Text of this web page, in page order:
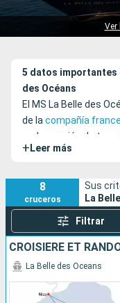
Ver
5 datos importantes
des Océans
El MS La Belle des
de lacompañía
embarcación de
por el Mediterráneo
+ Leer más
8
cruceros
Sus
La
Filtrar
La Belle des Oceans